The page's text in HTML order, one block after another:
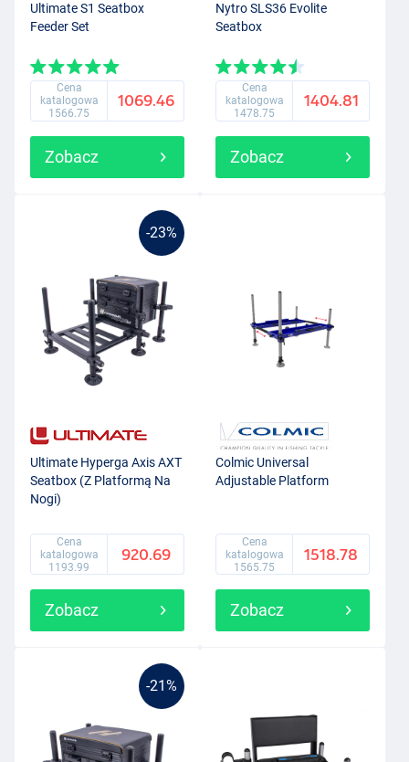
Ultimate S1 Seatbox
Feeder Set
Cena
katalogowa
1566.75
1069.46
Zobacz
Nytro SLS36 Evolite
Seatbox
Cena
katalogowa
1478.75
1404.81
Zobacz
-23%
Ultimate Hyperga Axis AXT
Seatbox (Z Platformą Na
Nogi)
Cena
katalogowa
1193.99
920.69
Zobacz
Colmic Universal
Adjustable Platform
Cena
katalogowa
1565.75
1518.78
Zobacz
-21%